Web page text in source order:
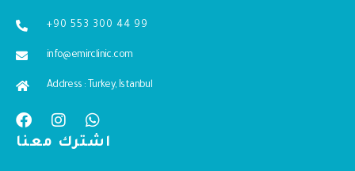
+90 553 300 44 99
info@emirclinic.com
Address : Turkey, Istanbul
اشترك معنا